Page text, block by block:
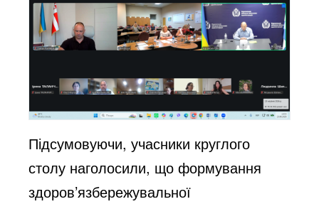
Підсумовуючи, учасники круглого
столу наголосили, що формування
здоров’язбережувальної